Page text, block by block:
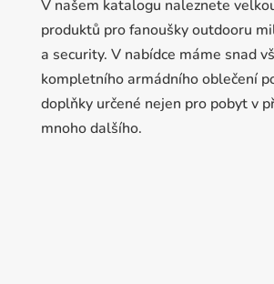
V našem katalogu naleznete
produktů pro fanoušky outdooru
a security. V nabídce máme snad
kompletního armádního oblečení
doplňky určené nejen pro pobyt v
mnoho dalšího.